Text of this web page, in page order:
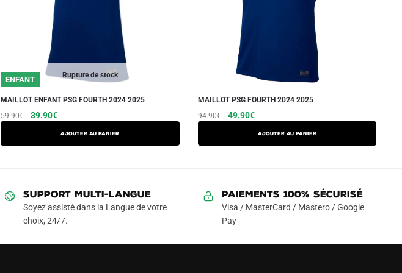
Rupture de stock
ENFANT
MAILLOT ENFANT PSG FOURTH 2024 2025
59.90€
Le
39.90€Le
AJOUTER AU PANIER
Ce
produit
a
Les
options
peuvent
MAILLOT PSG FOURTH 2024 2025
94.90€
Le
49.90€Le
AJOUTER AU PANIER
Ce
produit
a
Les
options
SUPPORT MULTI-LANGUE
Soyez assisté dans la Langue de votre
choix, 24/7.
Paiements 100% Sécurisé
Visa / MasterCard / Mastero / Google
Pay